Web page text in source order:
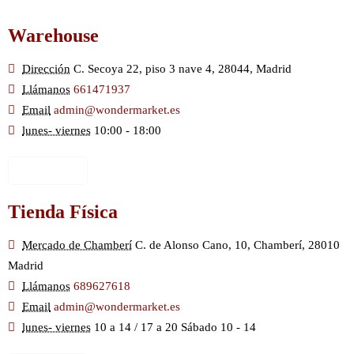
Warehouse
Dirección C. Secoya 22, piso 3 nave 4, 28044, Madrid
Llámanos 661471937
Email admin@wondermarket.es
lunes- viernes 10:00 - 18:00
Tienda Física
Mercado de Chamberí C. de Alonso Cano, 10, Chamberí, 28010
Madrid
Llámanos 689627618
Email admin@wondermarket.es
lunes- viernes 10 a 14 / 17 a 20 Sábado 10 - 14